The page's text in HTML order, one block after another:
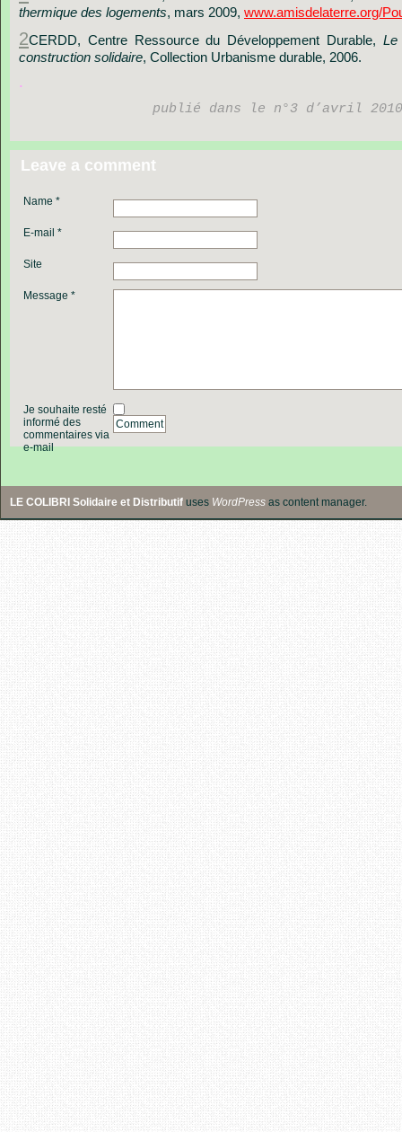
thermique des logements, mars 2009, www.amisdelaterre.org/
2CERDD, Centre Ressource du Développement Durable, Le
construction solidaire, Collection Urbanisme durable, 2006.
.
publié dans le n°3 d’avril
Leave a comment
Name *
E-mail *
Site
Message *
Je souhaite resté
informé des
commentaires via
e-mail
Comment
LE COLIBRI Solidaire et Distributif uses WordPress as content manager.